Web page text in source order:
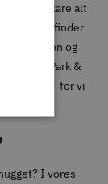
til at klare alt
Her finder
funktion og
hos Park &
kræver – for vi
I vores